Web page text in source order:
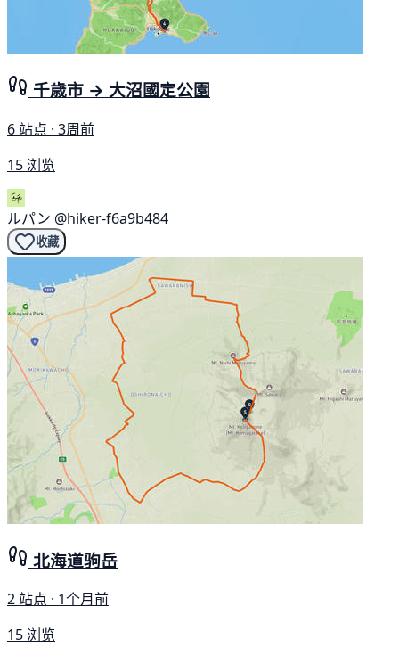
千歳市 → 大沼國定公園
6 站点 · 3周前
15 浏览
ルパン @hiker-f6a9b484
收藏
北海道驹岳
2 站点 · 1个月前
15 浏览